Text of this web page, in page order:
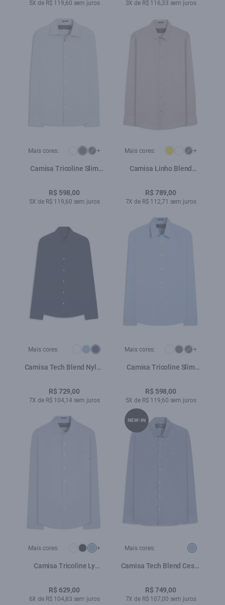
5X de R$ 119,60 sem juros 3X de R$ 116,33 sem juros
Mais cores: +
Camisa Tricoline Slim
R$ 598,00
5X de R$ 119,60 sem juros
Mais cores: +
Camisa Linho Blend
Seca
R$ 789,00
7X de R$ 112,71 sem juros
Mais cores:
Camisa Tech Blend Nylon
Navy
R$ 729,00
7X de R$ 104,14 sem juros
Mais cores: +
Camisa Tricoline Slim
R$ 598,00
5X de R$ 119,60 sem juros
Mais cores: +
Camisa Tricoline Ly
Bic
R$ 629,00
6X de R$ 104,83 sem juros
Mais cores:
Camisa Tech Blend Cestu
R$ 749,00
7X de R$ 107,00 sem juros
NEW-IN